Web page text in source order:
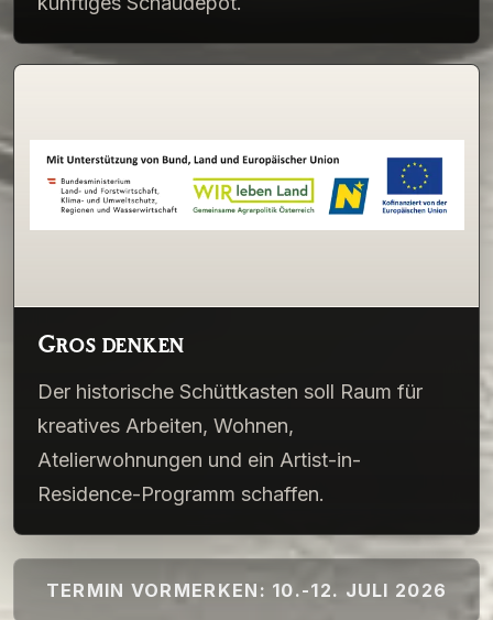
Groß denken
Der historische Schüttkasten soll Raum für
kreatives Arbeiten, Wohnen,
Atelierwohnungen und ein Artist-in-
Residence-Programm schaffen.
TERMIN VORMERKEN: 10.-12. JULI 2026